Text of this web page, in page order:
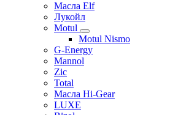
Масла Elf
Лукойл
Motul
Motul Nismo
G-Energy
Mannol
Zic
Total
Масла Hi-Gear
LUXE